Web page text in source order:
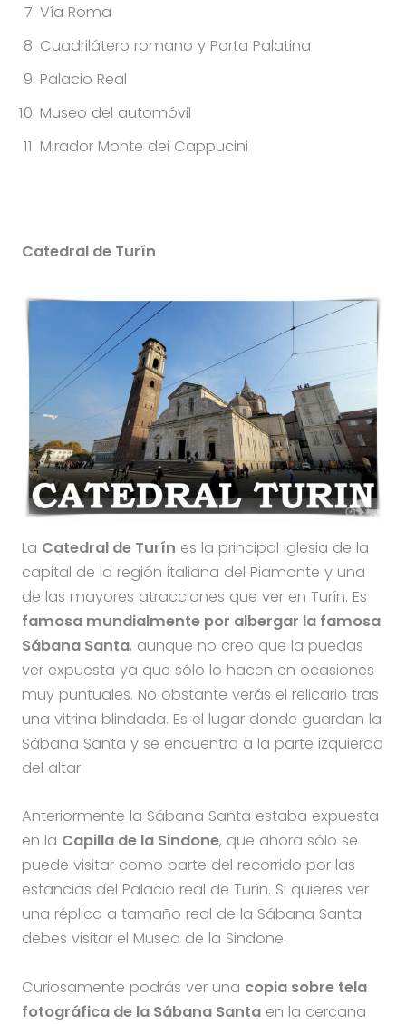
Vía Roma
Cuadrilátero romano y Porta Palatina
Palacio Real
Museo del automóvil
Mirador Monte dei Cappucini
Catedral de Turín
La Catedral de Turín es la principal iglesia de la
capital de la región italiana del Piamonte y una
de las mayores atracciones que ver en Turín. Es
famosa mundialmente por albergar la famosa
Sábana Santa, aunque no creo que la puedas
ver expuesta ya que sólo lo hacen en ocasiones
muy puntuales. No obstante verás el relicario tras
una vitrina blindada. Es el lugar donde guardan la
Sábana Santa y se encuentra a la parte izquierda
del altar.
Anteriormente la Sábana Santa estaba expuesta
en la Capilla de la Sindone, que ahora sólo se
puede visitar como parte del recorrido por las
estancias del Palacio real de Turín. Si quieres ver
una réplica a tamaño real de la Sábana Santa
debes visitar el Museo de la Sindone.
Curiosamente podrás ver una copia sobre tela
fotográfica de la Sábana Santaen la cercana